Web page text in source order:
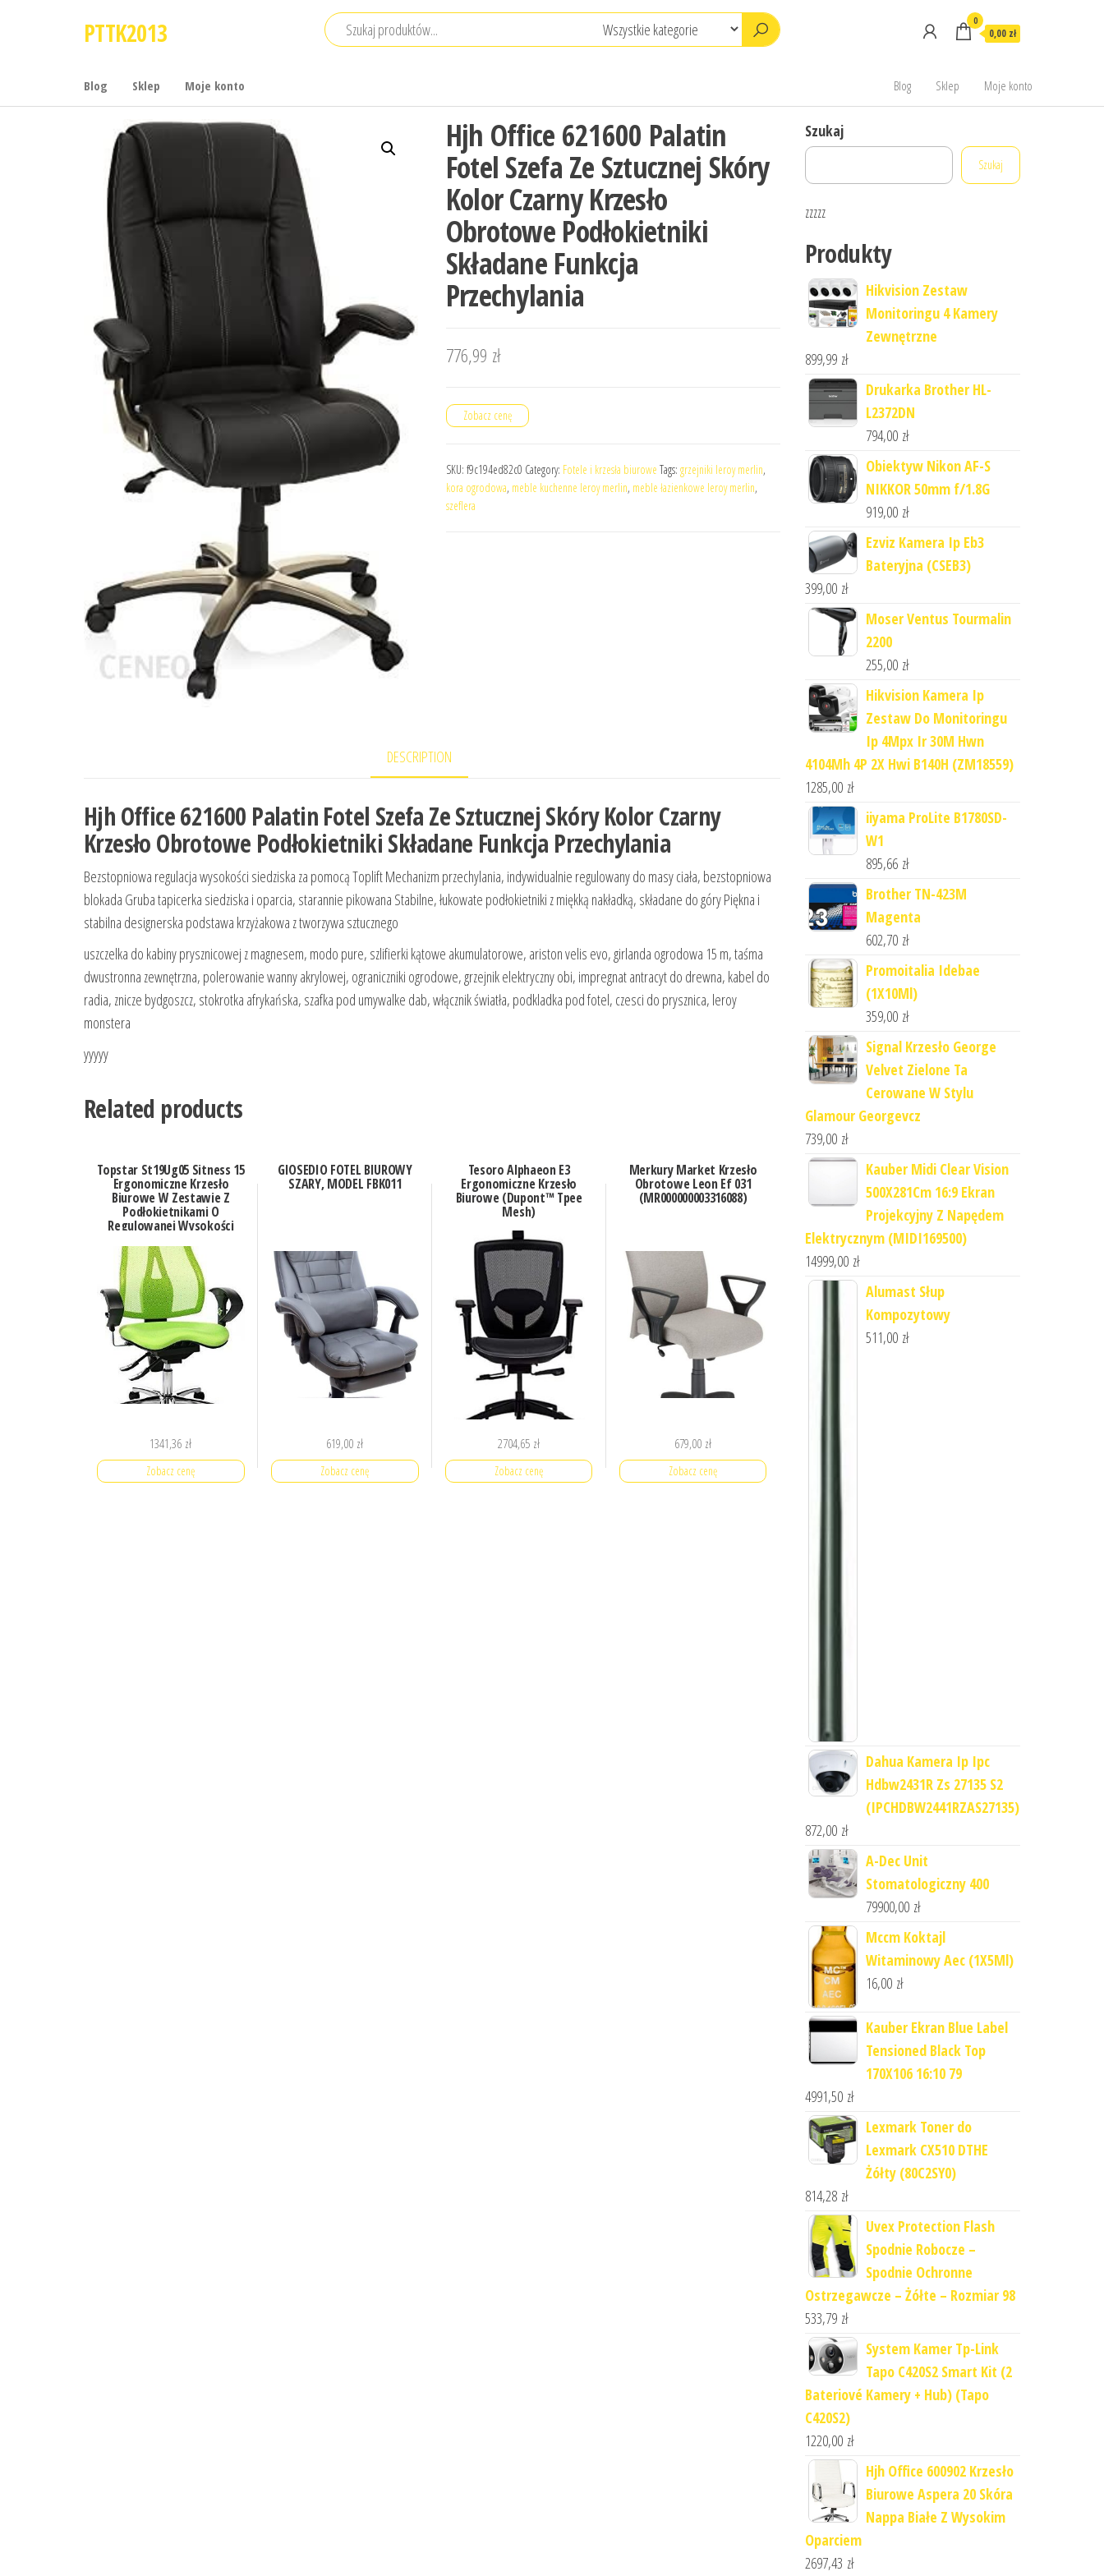
PTTK2013 0
0,00 zł
Blog Sklep Moje konto Blog Sklep Moje konto
Hjh Office 621600 Palatin
Fotel Szefa Ze Sztucznej Skóry
Kolor Czarny Krzesło
Obrotowe Podłokietniki
Składane Funkcja
Przechylania
776,99 zł
Zobacz cenę
SKU: f9c194ed82c0 Category: Fotele i krzesła biurowe Tags: grzejniki leroy merlin,
kora ogrodowa, meble kuchenne leroy merlin, meble łazienkowe leroy merlin,
szeflera
DESCRIPTION
Hjh Office 621600 Palatin Fotel Szefa Ze Sztucznej Skóry Kolor Czarny
Krzesło Obrotowe Podłokietniki Składane Funkcja Przechylania
Bezstopniowa regulacja wysokości siedziska za pomocą Toplift Mechanizm przechylania, indywidualnie regulowany do masy ciała, bezstopniowa
blokada Gruba tapicerka siedziska i oparcia, starannie pikowana Stabilne, łukowate podłokietniki z miękką nakładką, składane do góry Piękna i
stabilna designerska podstawa krzyżakowa z tworzywa sztucznego
uszczelka do kabiny prysznicowej z magnesem, modo pure, szlifierki kątowe akumulatorowe, ariston velis evo, girlanda ogrodowa 15 m, taśma
dwustronna zewnętrzna, polerowanie wanny akrylowej, ograniczniki ogrodowe, grzejnik elektryczny obi, impregnat antracyt do drewna, kabel do
radia, znicze bydgoszcz, stokrotka afrykańska, szafka pod umywalke dab, włącznik światła, podkladka pod fotel, czesci do prysznica, leroy
monstera
yyyyy
Related products
Topstar St19Ug05 Sitness 15
Ergonomiczne Krzesło
Biurowe W Zestawie Z
Podłokietnikami O
Regulowanej Wysokości
1341,36 zł
Zobacz cenę
GIOSEDIO FOTEL BIUROWY
SZARY, MODEL FBK011
619,00 zł
Zobacz cenę
Tesoro Alphaeon E3
Ergonomiczne Krzesło
Biurowe (Dupont™ Tpee
Mesh)
2704,65 zł
Zobacz cenę
Merkury Market Krzesło
Obrotowe Leon Ef 031
(MR000000003316088)
679,00 zł
Zobacz cenę
Szukaj
Szukaj
zzzzz
Produkty
Hikvision Zestaw
Monitoringu 4 Kamery
Zewnętrzne
899,99 zł
Drukarka Brother HL-
L2372DN
794,00 zł
Obiektyw Nikon AF-S
NIKKOR 50mm f/1.8G
919,00 zł
Ezviz Kamera Ip Eb3
Bateryjna (CSEB3)
399,00 zł
Moser Ventus Tourmalin
2200
255,00 zł
Hikvision Kamera Ip
Zestaw Do Monitoringu
Ip 4Mpx Ir 30M Hwn
4104Mh 4P 2X Hwi B140H (ZM18559)
1285,00 zł
iiyama ProLite B1780SD-
W1
895,66 zł
Brother TN-423M
Magenta
602,70 zł
Promoitalia Idebae
(1X10Ml)
359,00 zł
Signal Krzesło George
Velvet Zielone Ta
Cerowane W Stylu
Glamour Georgevcz
739,00 zł
Kauber Midi Clear Vision
500X281Cm 16:9 Ekran
Projekcyjny Z Napędem
Elektrycznym (MIDI169500)
14999,00 zł
Alumast Słup
Kompozytowy
511,00 zł
Dahua Kamera Ip Ipc
Hdbw2431R Zs 27135 S2
(IPCHDBW2441RZAS27135)
872,00 zł
A-Dec Unit
Stomatologiczny 400
79900,00 zł
Mccm Koktajl
Witaminowy Aec (1X5Ml)
16,00 zł
Kauber Ekran Blue Label
Tensioned Black Top
170X106 16:10 79
4991,50 zł
Lexmark Toner do
Lexmark CX510 DTHE
Żółty (80C2SY0)
814,28 zł
Uvex Protection Flash
Spodnie Robocze –
Spodnie Ochronne
Ostrzegawcze – Żółte – Rozmiar 98
533,79 zł
System Kamer Tp-Link
Tapo C420S2 Smart Kit (2
Bateriové Kamery + Hub) (Tapo
C420S2)
1220,00 zł
Hjh Office 600902 Krzesło
Biurowe Aspera 20 Skóra
Nappa Białe Z Wysokim
Oparciem
2697,43 zł